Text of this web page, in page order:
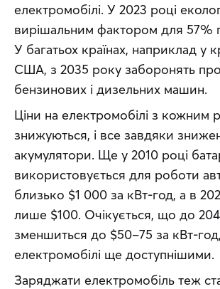
електромобілі. У 2023 році
вирішальним фактором для 57%
У багатьох країнах, наприклад у
США, з 2035 року заборонять
бензинових і дизельних машин.
Ціни на електромобілі з кожним
знижуються, і все завдяки
акумулятори. Ще у 2010 році
використовується для роботи
близько $1 000 за кВт-год, а в
лише $100. Очікується, що до
зменшиться до $50–75 за кВт-
електромобілі ще доступнішими.
Заряджати електромобіль теж